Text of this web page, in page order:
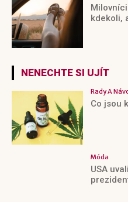
kdekoli,
NENECHTE SI UJÍT
Rady A
Co jsou
Móda
USA